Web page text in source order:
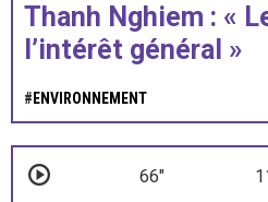
Thanh Nghiem : «
l’intérêt général »
# ENVIRONNEMENT
66"